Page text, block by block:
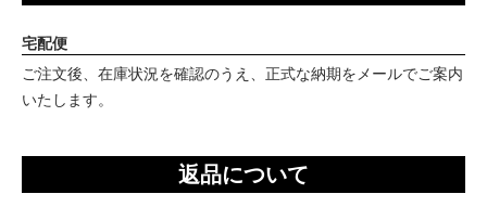
宅配便
ご注文後、在庫状況を確認のうえ、正式な納期をメールでご案内
いたします。
返品について